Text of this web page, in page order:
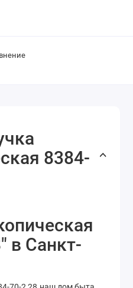
8384-
в Санкт-